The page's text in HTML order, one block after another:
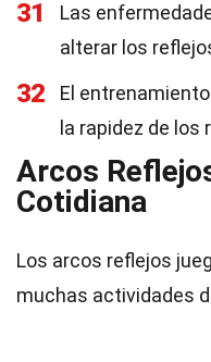
31
Las
alterar los
32
El
la rapidez de los
Arcos
Cotidiana
Los arcos reflejos
muchas actividades